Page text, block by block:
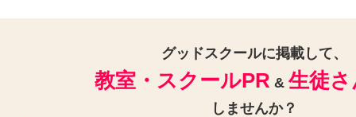
ブラジリアンワックス(4)
メディカルエステ(8)
美容その
脱毛(8)
グッドスクールに掲載して、
教室・スクールPR & 生徒
しませんか？